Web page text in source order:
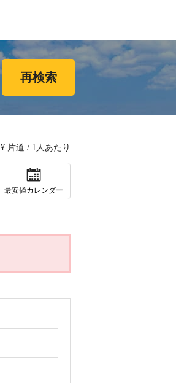
再検索
¥ 片道 / 1人あたり
最安値カレンダー